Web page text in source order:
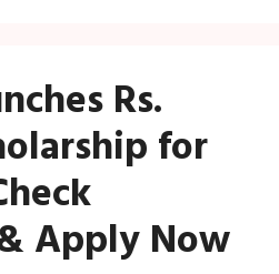
Rs.
for
Apply Now